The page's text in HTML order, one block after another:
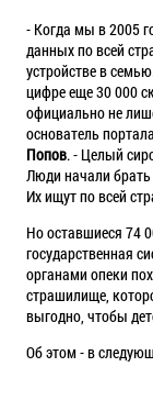
- Когда мы в 2005
данных по всей
устройстве в
цифре еще 30 000
официально не
основатель
Попов. - Целый
Люди начали
Их ищут по всей
Но оставшиеся 74
государственная
органами опеки
страшилище,
выгодно, чтобы
Об этом - в